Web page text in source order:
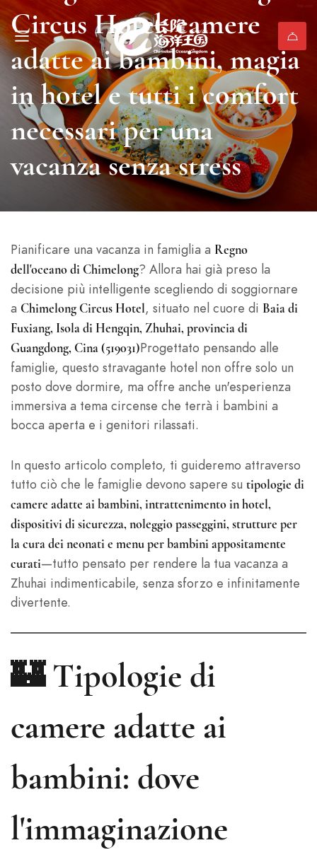
Circus Hotel: camere
adatte ai bambini, magia
in hotel e tutti i comfort
necessari per una
vacanza senza stress
Pianificare una vacanza in famiglia a Regno
dell'oceano di Chimelong? Allora hai già preso la
decisione più intelligente scegliendo di soggiornare
a Chimelong Circus Hotel, situato nel cuore di Baia di
Fuxiang, Isola di Hengqin, Zhuhai, provincia di
Guangdong, Cina (519031)Progettato pensando alle
famiglie, questo stravagante hotel non offre solo un
posto dove dormire, ma offre anche un'esperienza
immersiva a tema circense che terrà i bambini a
bocca aperta e i genitori rilassati.
In questo articolo completo, ti guideremo attraverso
tutto ciò che le famiglie devono sapere su tipologie di
camere adatte ai bambini, intrattenimento in hotel,
dispositivi di sicurezza, noleggio passeggini, strutture per
la cura dei neonati e menu per bambini appositamente
curati—tutto pensato per rendere la tua vacanza a
Zhuhai indimenticabile, senza sforzo e infinitamente
divertente.
🏰Tipologie di
camere adatte ai
bambini: dove
l'immaginazione